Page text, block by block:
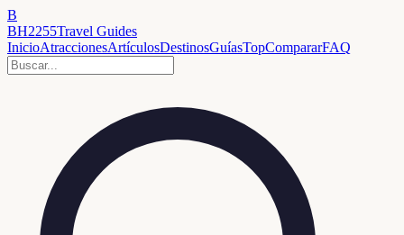
B
BH2255Travel Guides
InicioAtraccionesArtículosDestinosGuíasTopCompararFAQ